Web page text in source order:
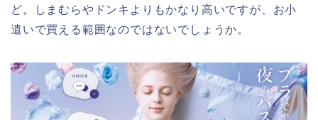
ど。しまむらやドンキよりもかなり高いですが、お小
遣いで買える範囲なのではないでしょうか。